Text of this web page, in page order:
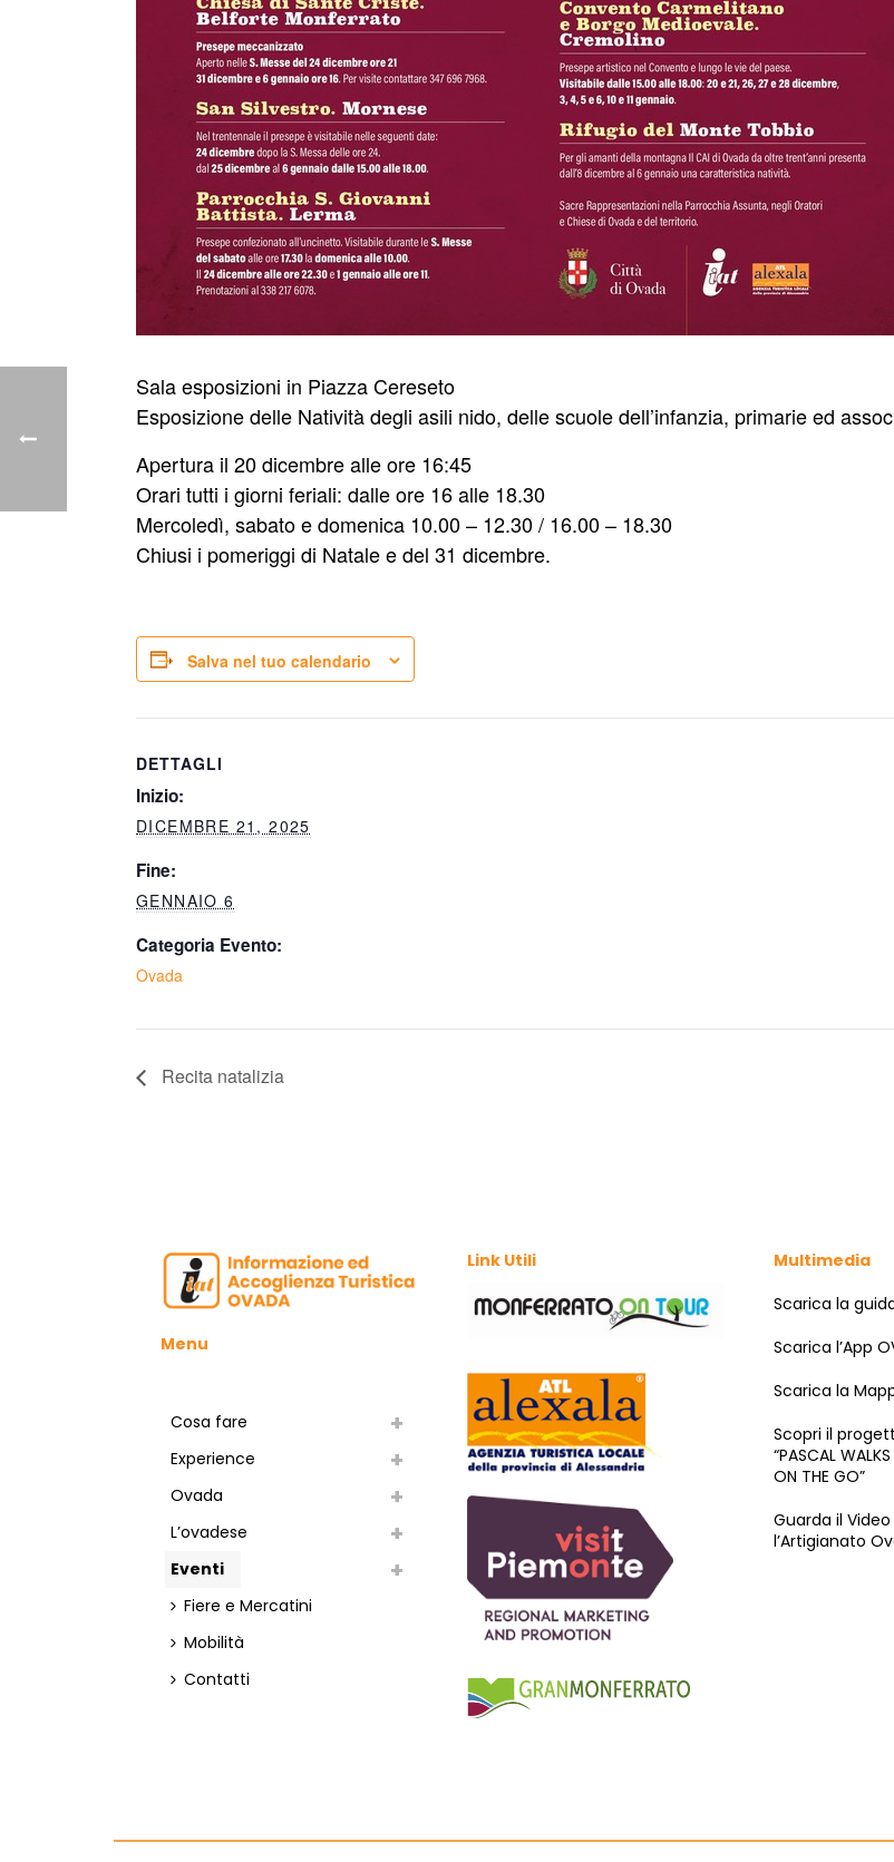
Sala esposizioni in Piazza Cereseto
Esposizione delle Natività degli asili nido, delle scuole dell’infanzia, primarie ed
Apertura il 20 dicembre alle ore 16:45
Orari tutti i giorni feriali: dalle ore 16 alle 18.30
Mercoledì, sabato e domenica 10.00 – 12.30 / 16.00 – 18.30
Chiusi i pomeriggi di Natale e del 31 dicembre.
Salva nel tuo calendario
DETTAGLI
Inizio:
DICEMBRE 21, 2025
Fine:
GENNAIO 6
Categoria Evento:
Ovada
Recita natalizia
Menu
Cosa fare
Experience
Ovada
L’ovadese
Eventi
Fiere e Mercatini
Mobilità
Contatti
Link Utili
Multimedia
Scarica la
Scarica l’App
Scarica la
Scopri il
“PASCAL
ON THE GO”
Guarda il Video
l’Artigianato